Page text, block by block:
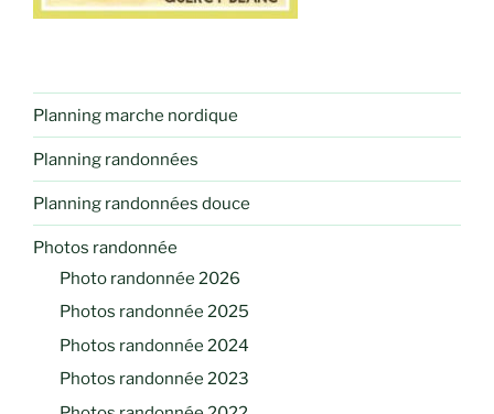
Planning marche nordique
Planning randonnées
Planning randonnées douce
Photos randonnée
Photo randonnée 2026
Photos randonnée 2025
Photos randonnée 2024
Photos randonnée 2023